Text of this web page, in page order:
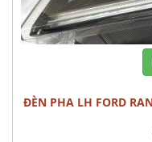
ĐÈN PHA LH FORD RANGER WILDTRAK 2023-2024 CHÍNH